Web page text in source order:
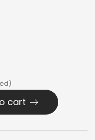
cart